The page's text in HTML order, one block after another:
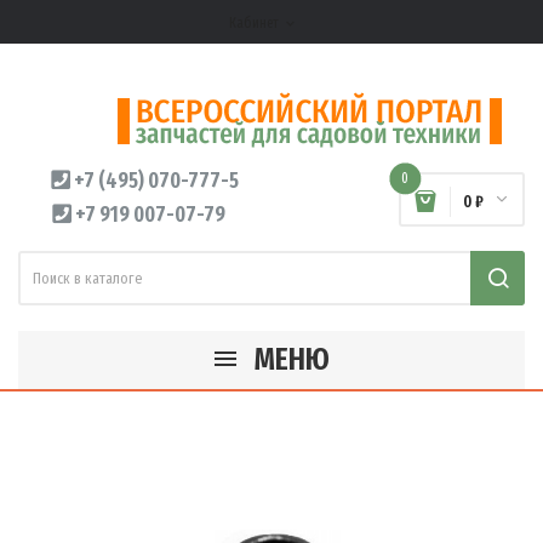
+7 (495) 070-777-5
+7 919 007-07-79
0
0 ₽
МЕНЮ